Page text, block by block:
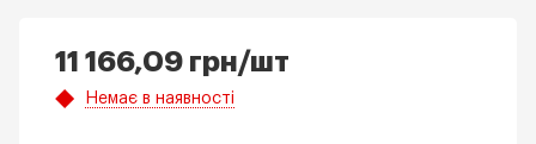
11 166,09 грн/шт
Немає в наявності